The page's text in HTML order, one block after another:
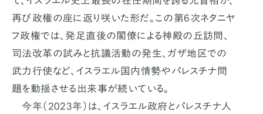
再び政権の座に返り咲いた形だ。この第6次ネタニヤ
フ政権では、発足直後の閣僚による神殿の丘訪問、
司法改革の試みと抗議活動の発生、ガザ地区での
武力行使など、イスラエル国内情勢やパレスチナ問
題を動揺させる出来事が続いている。
今年（2023年）は、イスラエル政府とパレスチナ人